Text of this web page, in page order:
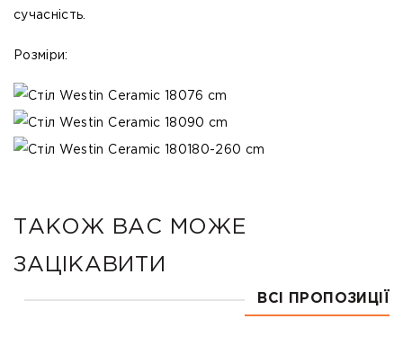
сучасність.
Розміри:
76 cm
90 cm
180-260 cm
ТАКОЖ ВАС МОЖЕ
ЗАЦІКАВИТИ
ВСІ ПРОПОЗИЦІЇ